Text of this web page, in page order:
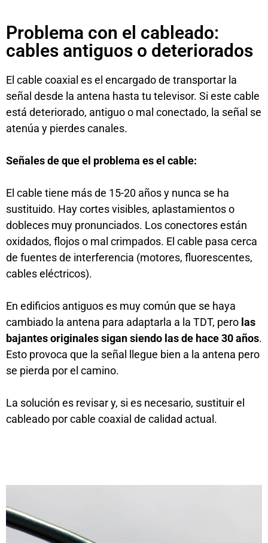
Problema con el cableado:
cables antiguos o deteriorados
El cable coaxial es el encargado de transportar la
señal desde la antena hasta tu televisor. Si este cable
está deteriorado, antiguo o mal conectado, la señal se
atenúa y pierdes canales.
Señales de que el problema es el cable:
El cable tiene más de 15-20 años y nunca se ha
sustituido. Hay cortes visibles, aplastamientos o
dobleces muy pronunciados. Los conectores están
oxidados, flojos o mal crimpados. El cable pasa cerca
de fuentes de interferencia (motores, fluorescentes,
cables eléctricos).
En edificios antiguos es muy común que se haya
cambiado la antena para adaptarla a la TDT, pero las
bajantes originales sigan siendo las de hace 30 años.
Esto provoca que la señal llegue bien a la antena pero
se pierda por el camino.
La solución es revisar y, si es necesario, sustituir el
cableado por cable coaxial de calidad actual.